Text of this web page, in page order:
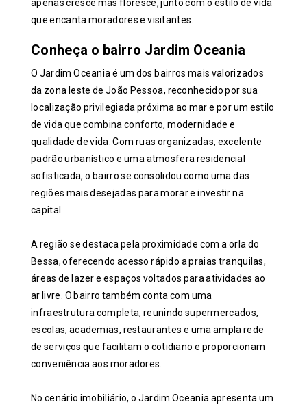
apenas cresce mas floresce, junto com o estilo de vida
que encanta moradores e visitantes.
Conheça o bairro Jardim Oceania
O Jardim Oceania é um dos bairros mais valorizados
da zona leste de João Pessoa, reconhecido por sua
localização privilegiada próxima ao mar e por um estilo
de vida que combina conforto, modernidade e
qualidade de vida. Com ruas organizadas, excelente
padrão urbanístico e uma atmosfera residencial
sofisticada, o bairro se consolidou como uma das
regiões mais desejadas para morar e investir na
capital.
A região se destaca pela proximidade com a orla do
Bessa, oferecendo acesso rápido a praias tranquilas,
áreas de lazer e espaços voltados para atividades ao
ar livre. O bairro também conta com uma
infraestrutura completa, reunindo supermercados,
escolas, academias, restaurantes e uma ampla rede
de serviços que facilitam o cotidiano e proporcionam
conveniência aos moradores.
No cenário imobiliário, o Jardim Oceania apresenta um